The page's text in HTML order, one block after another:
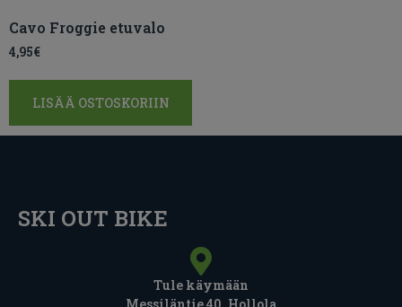
Cavo Froggie etuvalo
4,95€
LISÄÄ OSTOSKORIIN
SKI OUT BIKE
Tule käymään